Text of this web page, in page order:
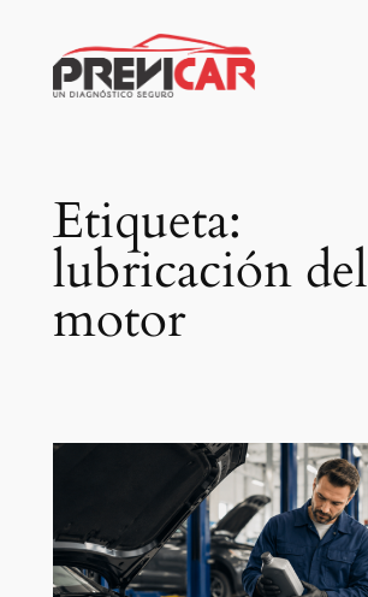
contenido
Etiqueta:
lubricación del
motor